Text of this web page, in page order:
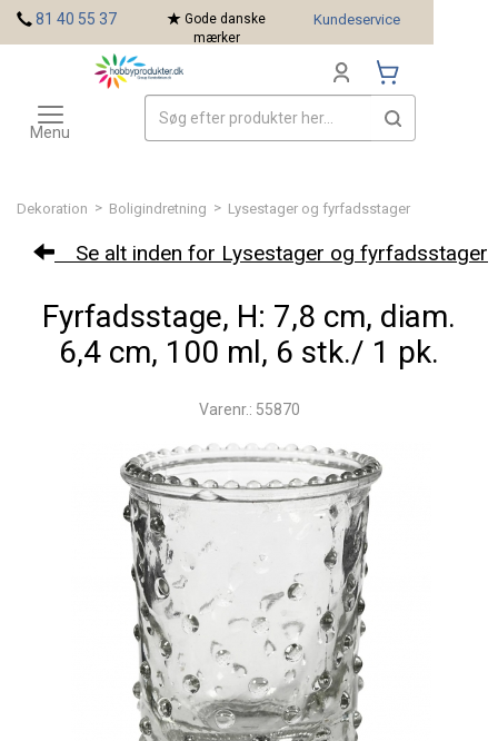
Dekoration > Boligindretning > Lysestager og fyrfadsstager
Se alt inden for Lysestager og fyrfadsstager
Fyrfadsstage, H: 7,8 cm, diam.
6,4 cm, 100 ml, 6 stk./ 1 pk.
Varenr.: 55870
81 40 55 37
Gode danske
mærker
Kundeservice
Toggle
navigation
Menu
Mærker